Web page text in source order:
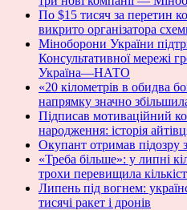
По $15 тисяч за перетин
викрито організатора
Міноборони України
Консультативної мережі
Україна—НАТО
«20 кілометрів в обидва
напрямку значно
Підписав мотиваційний
народження: історія
Окупант отримав підозру
«Треба більше»: у липні
трохи перевищила
Липень під вогнем:
тисячі ракет і дронів